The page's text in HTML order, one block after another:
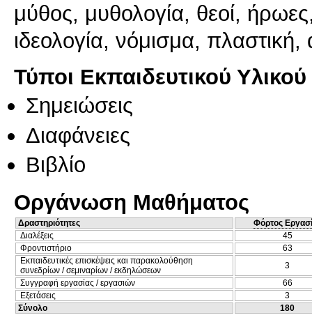
μύθος, μυθολογία, θεοί,
ιδεολογία, νόμισμα, πλαστική,
Τύποι Εκπαιδευτικού Υλικού
Σημειώσεις
Διαφάνειες
Βιβλίο
Οργάνωση Μαθήματος
Δραστηριότητες
Φόρτος
Διαλέξεις
45
Φροντιστήριο
63
Εκπαιδευτικές επισκέψεις και παρακολούθηση
συνεδρίων / σεμιναρίων / εκδηλώσεων
3
Συγγραφή εργασίας / εργασιών
66
Εξετάσεις
3
Σύνολο
180